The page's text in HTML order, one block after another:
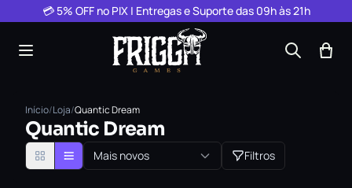
Pular para o conteúdo
💳 5% OFF no PIX | Entregas e Suporte das 09h às 21h
Início/Loja/Quantic Dream
Quantic Dream
Mais novos Filtros